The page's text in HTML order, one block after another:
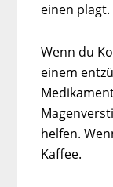
einen plagt.
Wenn du
einem
helfen.
Kaffee.